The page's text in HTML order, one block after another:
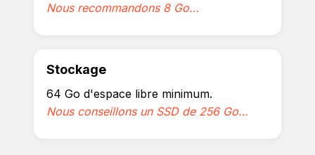
Nous recommandons 8 Go…
Stockage
64 Go d'espace libre minimum.
Nous conseillons un SSD de 256 Go…